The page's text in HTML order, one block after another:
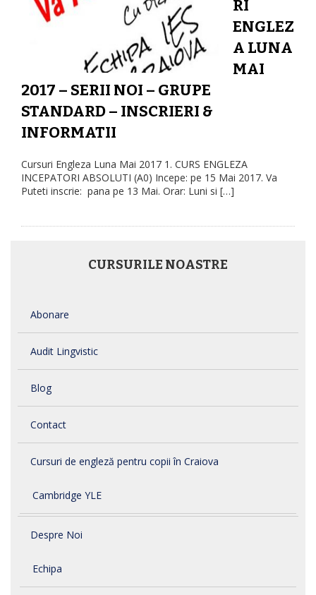
a
t
RI
ENGLEZ
A LUNA
MAI
2017 – SERII NOI – GRUPE
STANDARD – INSCRIERI &
INFORMATII
Cursuri Engleza Luna Mai 2017 1. CURS ENGLEZA
INCEPATORI ABSOLUTI (A0) Incepe: pe 15 Mai 2017. Va
Puteti inscrie: pana pe 13 Mai. Orar: Luni si […]
CURSURILE NOASTRE
Abonare
Audit Lingvistic
Blog
Contact
Cursuri de engleză pentru copii în Craiova
Cambridge YLE
Despre Noi
Echipa